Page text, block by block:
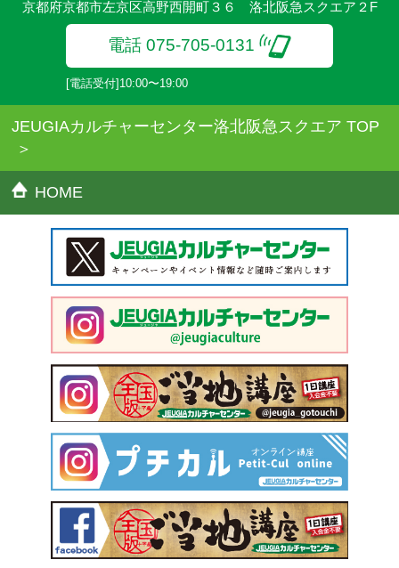
だきます。
京都府京都市左京区高野西開町３６ 洛北阪急スクエア２F
電話 075-705-0131
[電話受付]10:00〜19:00
JEUGIAカルチャーセンター洛北阪急スクエア TOP
HOME